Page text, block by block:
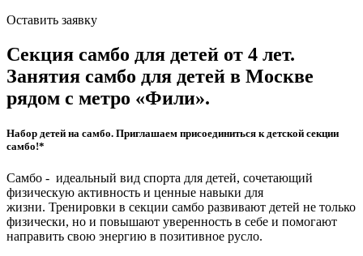
Оставить заявку
Секция самбо для детей от 4 лет.
Занятия самбо для детей в Москве
рядом с метро «Фили».
Набор детей на самбо. Приглашаем присоединиться к детской секции
самбо!*
Самбо - идеальный вид спорта для детей, сочетающий
физическую активность и ценные навыки для
жизни. Тренировки в секции самбо развивают детей не только
физически, но и повышают уверенность в себе и помогают
направить свою энергию в позитивное русло.